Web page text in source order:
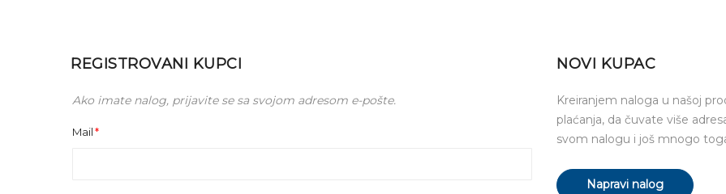
REGISTROVANI KUPCI
Ako imate nalog, prijavite se sa svojom adresom e-pošte.
Mail
NOVI KUPAC
Kreiranjem naloga u našoj
plaćanja, da čuvate više
svom nalogu i još mnogo
Napravi nalog